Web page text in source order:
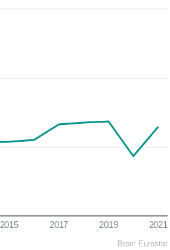
2021
2019
2017
2015
Bron: Eurostat